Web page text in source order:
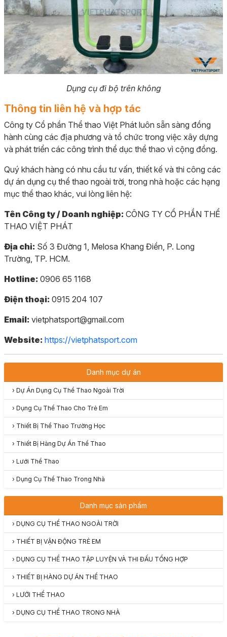
Dụng cụ đi bộ trên không
Thông tin liên hệ và hợp tác
Công ty Cổ phần Thể thao Việt Phát luôn sẵn sàng đồng
hành cùng các địa phương và tổ chức trong việc xây dựng
và phát triển các công trình thể dục thể thao vì cộng đồng.
Quý khách hàng có nhu cầu tư vấn, thiết kế và thi công các
dự án dụng cụ thể thao ngoài trời, trong nhà hoặc các hạng
mục thể thao khác, vui lòng liên hệ:
Tên Công ty / Doanh nghiệp: CÔNG TY CỔ PHẦN THỂ
THAO VIỆT PHÁT
Địa chỉ: Số 3 Đường 1, Melosa Khang Điền, P. Long
Trường, TP. HCM.
Hotline: 0906 65 1168
Điện thoại: 0915 204 107
Email: vietphatsport@gmail.com
Website: https://vietphatsport.com
Danh mục dự án
› Dự Án Dụng Cụ Thể Thao Ngoài Trời
› Dụng Cụ Thể Thao Cho Trẻ Em
› Thiết Bị Thể Thao Trường Học
› Thiết Bị Hàng Dự Án Thể Thao
› Lưới Thể Thao
› Dụng Cụ Thể Thao Trong Nhà
Danh mục sản phẩm
› DỤNG CỤ THỂ THAO NGOÀI TRỜI
› THIẾT BỊ VẬN ĐỘNG TRẺ EM
› DỤNG CỤ THỂ THAO TẬP LUYỆN VÀ THI ĐẤU TỔNG HỢP
› THIẾT BỊ HÀNG DỰ ÁN THỂ THAO
› LƯỚI THỂ THAO
› DỤNG CỤ THỂ THAO TRONG NHÀ